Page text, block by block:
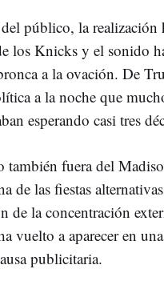
público, la realización
los Knicks y el sonido
a la ovación. De
a la noche que
esperando casi tres
también fuera del
de las fiestas
de la concentración
vuelto a aparecer en
publicitaria.